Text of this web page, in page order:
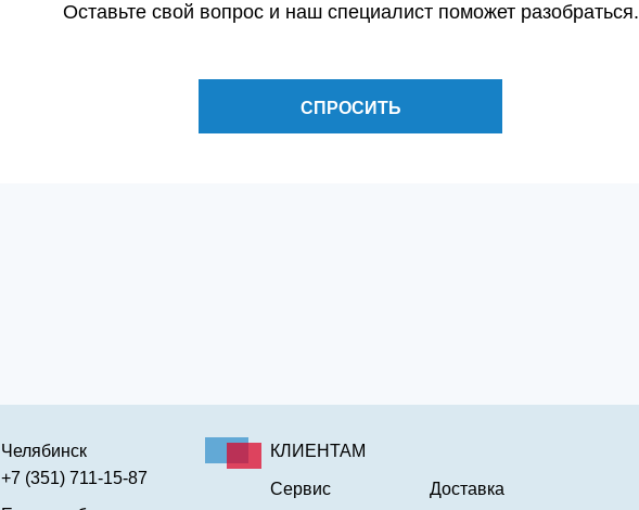
Оставьте свой вопрос и наш специалист поможет разобраться.
СПРОСИТЬ
Челябинск
+7 (351) 711-15-87
КЛИЕНТАМ
Сервис Доставка